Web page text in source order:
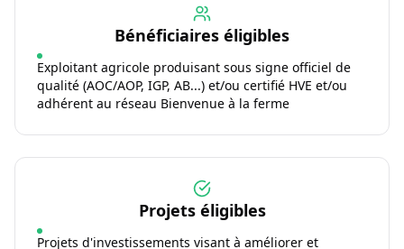
Bénéficiaires éligibles
Exploitant agricole produisant sous signe officiel de
qualité (AOC/AOP, IGP, AB...) et/ou certifié HVE et/ou
adhérent au réseau Bienvenue à la ferme
Projets éligibles
Projets d'investissements visant à améliorer et